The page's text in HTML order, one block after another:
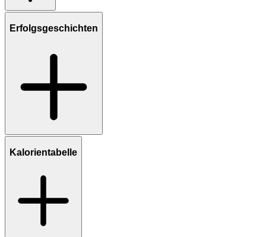
Erfolgsgeschichten
Kalorientabelle